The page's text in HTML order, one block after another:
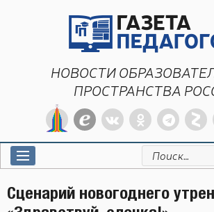
НОВОСТИ
ПРОСТРАНСТВА
Искать:
Сценарий новогоднего